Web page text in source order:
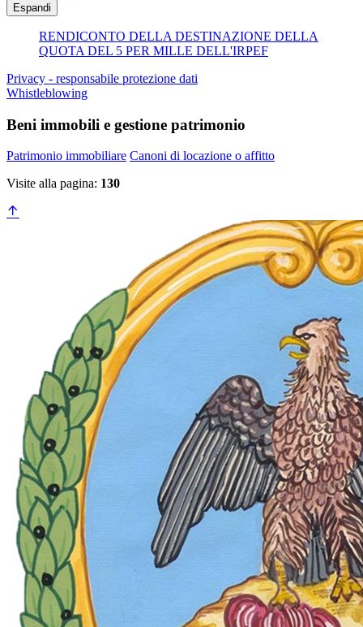
Espandi
RENDICONTO DELLA DESTINAZIONE DELLA
QUOTA DEL 5 PER MILLE DELL'IRPEF
Privacy - responsabile protezione dati
Whistleblowing
Beni immobili e gestione patrimonio
Patrimonio immobiliare Canoni di locazione o affitto
Visite alla pagina: 130